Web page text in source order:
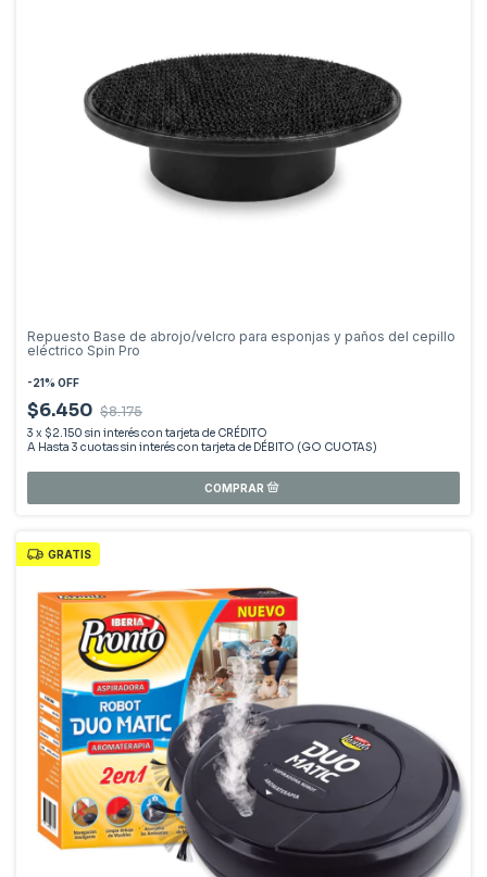
Repuesto Base de abrojo/velcro para esponjas y paños del cepillo
eléctrico Spin Pro
-21% OFF
$6.450 $8.175
3 x $2.150 sin interés
GRATIS